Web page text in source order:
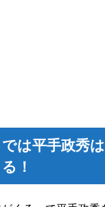
は平手政秀
！